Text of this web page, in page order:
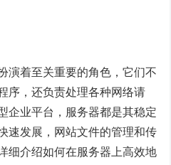
演着至关重要的角色，它们不
序，还负责处理各种网络请
企业平台，服务器都是其稳定
速发展，网站文件的管理和传
细介绍如何在服务器上高效地